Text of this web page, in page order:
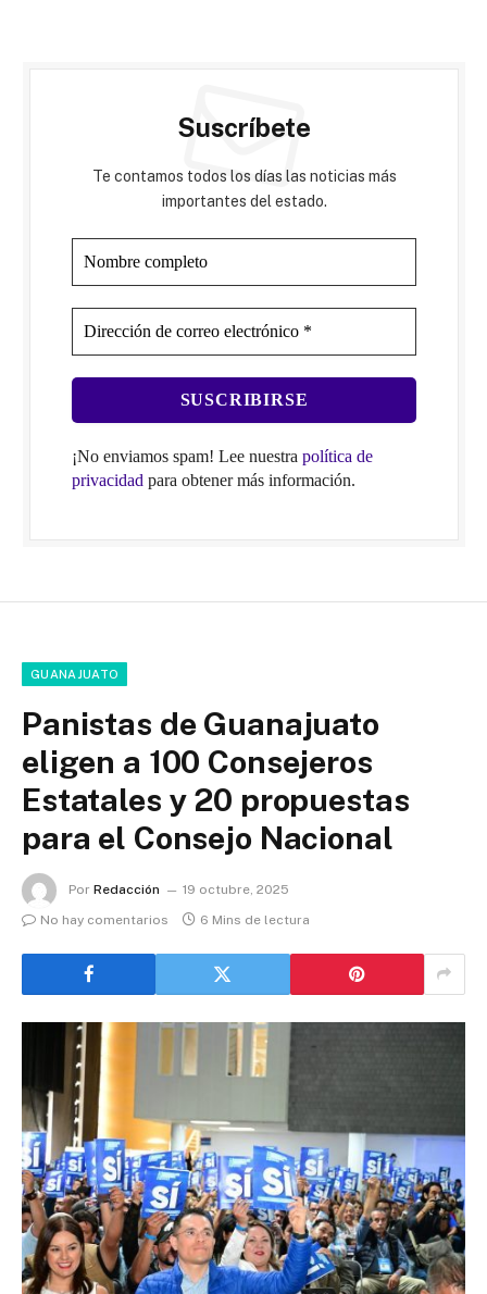
Suscríbete
Te contamos todos los días las noticias más
importantes del estado.
¡No enviamos spam! Lee nuestra política de
privacidad para obtener más información.
GUANAJUATO
Panistas de Guanajuato
eligen a 100 Consejeros
Estatales y 20 propuestas
para el Consejo Nacional
Por Redacción
19 octubre, 2025
No hay comentarios
6 Mins de lectura